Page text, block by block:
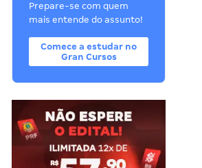
Prepare-se com quem
mais entende do assunto!
Comece a estudar no
Gran Cursos